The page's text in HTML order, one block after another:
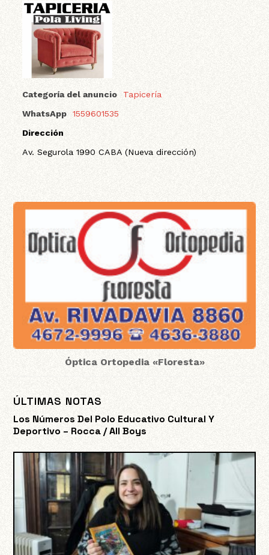
Categoría del anuncio
Tapicería
WhatsApp
1559601535
Dirección
Av. Segurola 1990 CABA (Nueva dirección)
Óptica Ortopedia «Floresta»
ÚLTIMAS NOTAS
Los Números Del Polo Educativo Cultural Y
Deportivo – Rocca / All Boys